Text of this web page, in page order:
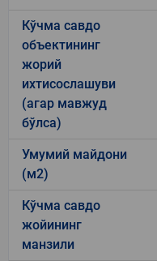
Кўчма савдо
объектининг
жорий
ихтисослашуви
(агар мавжуд
бўлса)
Умумий майдони
(м2)
Кўчма савдо
жойининг
манзили